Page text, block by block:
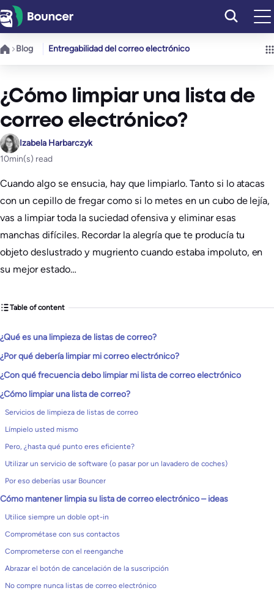
Saltar
al
contenido
Blog Entregabilidad del correo electrónico
¿Cómo limpiar una lista de
correo electrónico?
Izabela Harbarczyk
10min(s) read
Cuando algo se ensucia, hay que limpiarlo. Tanto si lo atacas
con un cepillo de fregar como si lo metes en un cubo de lejía,
vas a limpiar toda la suciedad ofensiva y eliminar esas
manchas difíciles. Recordar la alegría que te producía tu
objeto deslustrado y mugriento cuando estaba impoluto, en
su mejor estado…
Table of content
¿Qué es una limpieza de listas de correo?
¿Por qué debería limpiar mi correo electrónico?
¿Con qué frecuencia debo limpiar mi lista de correo electrónico
¿Cómo limpiar una lista de correo?
Servicios de limpieza de listas de correo
Límpielo usted mismo
Pero, ¿hasta qué punto eres eficiente?
Utilizar un servicio de software (o pasar por un lavadero de coches)
Por eso deberías usar Bouncer
Cómo mantener limpia su lista de correo electrónico – ideas
Utilice siempre un doble opt-in
Comprométase con sus contactos
Comprometerse con el reenganche
Abrazar el botón de cancelación de la suscripción
No compre nunca listas de correo electrónico